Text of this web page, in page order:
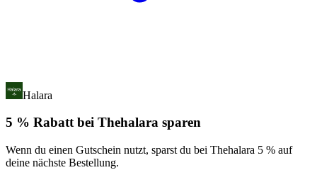
Halara
5 % Rabatt bei Thehalara sparen
Wenn du einen Gutschein nutzt, sparst du bei Thehalara 5 % auf
deine nächste Bestellung.